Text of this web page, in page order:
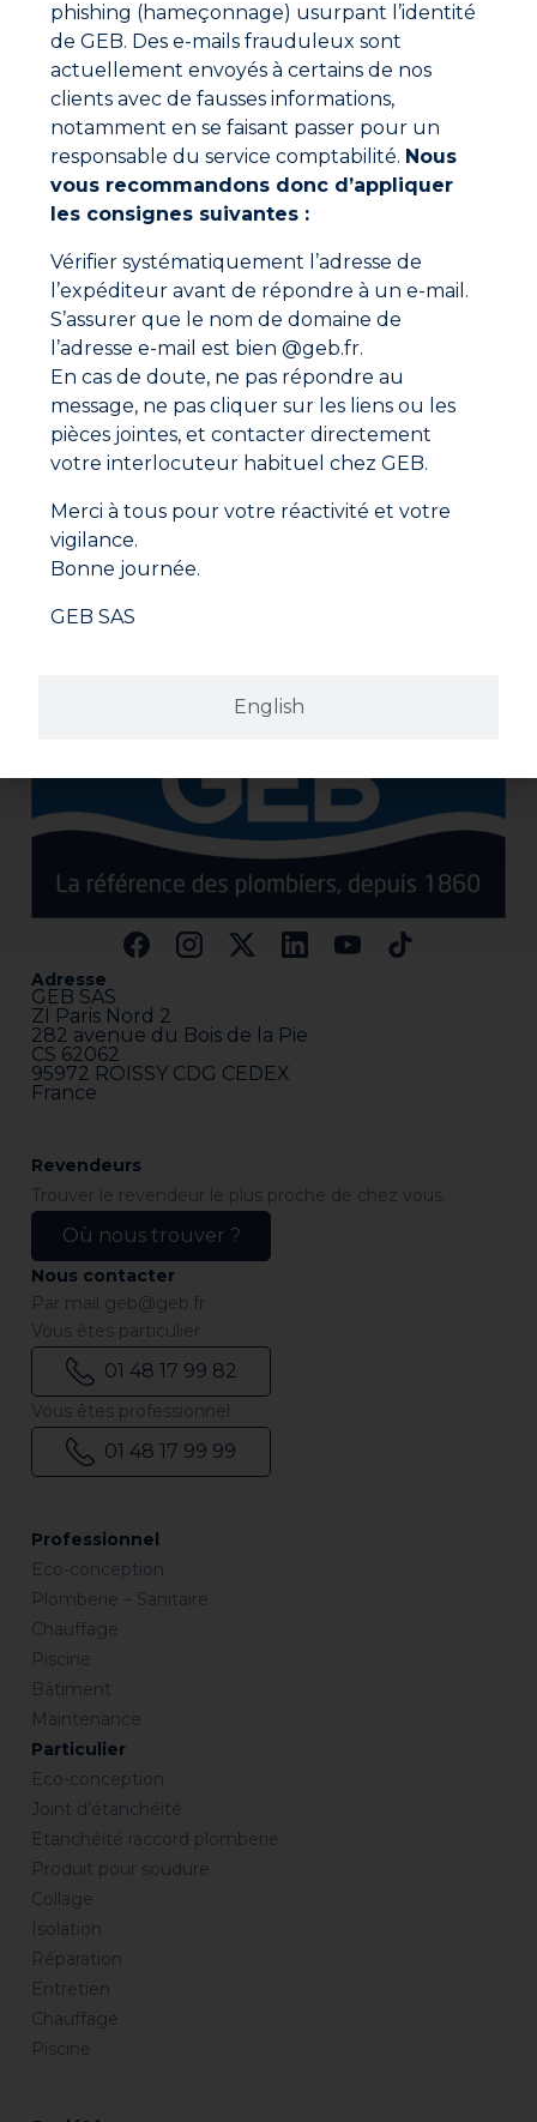
GEB’ORIZON® COLLE PVC GEL ÉVACUATION
Ne manquez aucune actualité
Nouveaux produits, conseils d’experts et offres
spéciales directement dans votre boîte mail.
En cliquant sur "S'inscrire", vous confirmez que vous
acceptez nos Conditions Générales d'Utilisation.
S'inscrire
Adresse
GEB SAS
ZI Paris Nord 2
282 avenue du Bois de la Pie
CS 62062
95972 ROISSY CDG CEDEX
France
Professionnel
Eco-conception
Plomberie – Sanitaire
Chauffage
Piscine
Bâtiment
Maintenance
Particulier
Eco-conception
Joint d’étanchéité
Etanchéité raccord plomberie
Produit pour soudure
Collage
Isolation
Réparation
Entretien
Chauffage
Piscine
Revendeurs
Trouver le revendeur le plus proche de chez vous.
Où nous trouver ?
Nous contacter
Par mail geb@geb.fr
Vous êtes particulier
01 48 17 99 82
Vous êtes professionnel
01 48 17 99 99
English
phishing (hameçonnage) usurpant l’identité
de GEB. Des e-mails frauduleux sont
actuellement envoyés à certains de nos
clients avec de fausses informations,
notamment en se faisant passer pour un
responsable du service comptabilité. Nous
vous recommandons donc d’appliquer
les consignes suivantes :
Vérifier systématiquement l’adresse de
l’expéditeur avant de répondre à un e-mail.
S’assurer que le nom de domaine de
l’adresse e-mail est bien @geb.fr.
En cas de doute, ne pas répondre au
message, ne pas cliquer sur les liens ou les
pièces jointes, et contacter directement
votre interlocuteur habituel chez GEB.
Merci à tous pour votre réactivité et votre
vigilance.
Bonne journée.
GEB SAS